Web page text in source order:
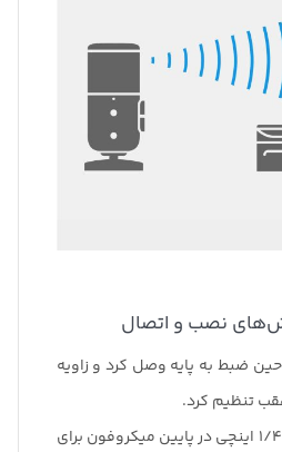
نصب و اتصال
ضبط به پایه وصل کرد و زاویه
تنظیم کرد.
از طرفی، می‌توان از شیار 1/4 اینچی در پایین میکروفون برای